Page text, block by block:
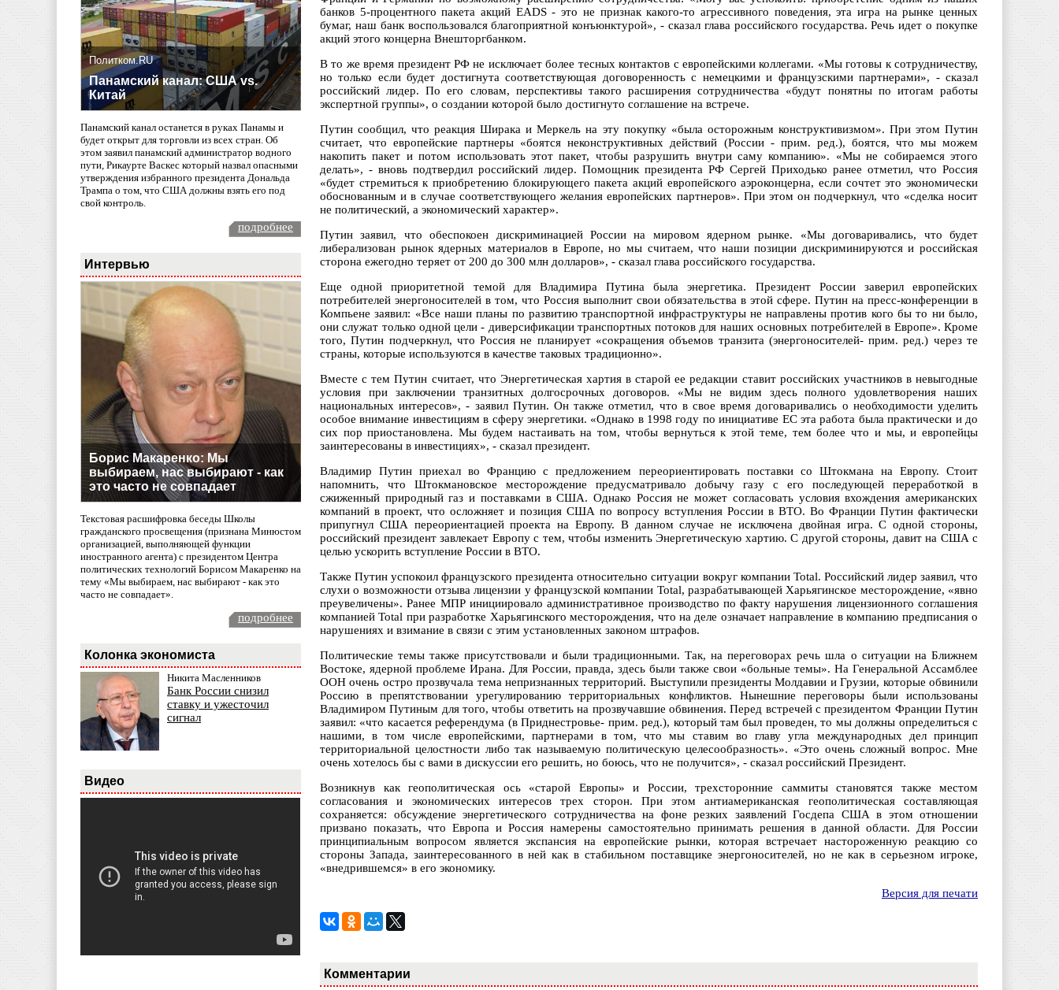
Политком.RU
Панамский канал: США vs.
Китай
Панамский канал останется в руках Панамы и
будет открыт для торговли из всех стран. Об
этом заявил панамский администратор водного
пути, Рикаурте Васкес который назвал опасными
утверждения избранного президента Дональда
Трампа о том, что США должны взять его под
свой контроль.
подробнее
Интервью
Борис Макаренко: Мы
выбираем, нас выбирают - как
это часто не совпадает
Текстовая расшифровка беседы Школы
гражданского просвещения (признана Минюстом
организацией, выполняющей функции
иностранного агента) с президентом Центра
политических технологий Борисом Макаренко на
тему «Мы выбираем, нас выбирают - как это
часто не совпадает».
подробнее
Колонка экономиста
Никита Масленников
Банк России снизил
ставку и ужесточил
сигнал
Видео
банков 5-процентного пакета акций EADS - это не признак какого-то агрессивного поведения, эта игра на рынке ценных
бумаг, наш банк воспользовался благоприятной конъюнктурой», - сказал глава российского государства. Речь идет о покупке
акций этого концерна Внешторгбанком.
В то же время президент РФ не исключает более тесных контактов с европейскими коллегами. «Мы готовы к сотрудничеству,
но только если будет достигнута соответствующая договоренность с немецкими и французскими партнерами», - сказал
российский лидер. По его словам, перспективы такого расширения сотрудничества «будут понятны по итогам работы
экспертной группы», о создании которой было достигнуто соглашение на встрече.
Путин сообщил, что реакция Ширака и Меркель на эту покупку «была осторожным конструктивизмом». При этом Путин
считает, что европейские партнеры «боятся неконструктивных действий (России - прим. ред.), боятся, что мы можем
накопить пакет и потом использовать этот пакет, чтобы разрушить внутри саму компанию». «Мы не собираемся этого
делать», - вновь подтвердил российский лидер. Помощник президента РФ Сергей Приходько ранее отметил, что Россия
«будет стремиться к приобретению блокирующего пакета акций европейского аэроконцерна, если сочтет это экономически
обоснованным и в случае соответствующего желания европейских партнеров». При этом он подчеркнул, что «сделка носит
не политический, а экономический характер».
Путин заявил, что обеспокоен дискриминацией России на мировом ядерном рынке. «Мы договаривались, что будет
либерализован рынок ядерных материалов в Европе, но мы считаем, что наши позиции дискриминируются и российская
сторона ежегодно теряет от 200 до 300 млн долларов», - сказал глава российского государства.
Еще одной приоритетной темой для Владимира Путина была энергетика. Президент России заверил европейских
потребителей энергоносителей в том, что Россия выполнит свои обязательства в этой сфере. Путин на пресс-конференции в
Компьене заявил: «Все наши планы по развитию транспортной инфраструктуры не направлены против кого бы то ни было,
они служат только одной цели - диверсификации транспортных потоков для наших основных потребителей в Европе». Кроме
того, Путин подчеркнул, что Россия не планирует «сокращения объемов транзита (энергоносителей- прим. ред.) через те
страны, которые используются в качестве таковых традиционно».
Вместе с тем Путин считает, что Энергетическая хартия в старой ее редакции ставит российских участников в невыгодные
условия при заключении транзитных долгосрочных договоров. «Мы не видим здесь полного удовлетворения наших
национальных интересов», - заявил Путин. Он также отметил, что в свое время договаривались о необходимости уделить
особое внимание инвестициям в сферу энергетики. «Однако в 1998 году по инициативе ЕС эта работа была практически и до
сих пор приостановлена. Мы будем настаивать на том, чтобы вернуться к этой теме, тем более что и мы, и европейцы
заинтересованы в инвестициях», - сказал президент.
Владимир Путин приехал во Францию с предложением переориентировать поставки со Штокмана на Европу. Стоит
напомнить, что Штокмановское месторождение предусматривало добычу газу с его последующей переработкой в
сжиженный природный газ и поставками в США. Однако Россия не может согласовать условия вхождения американских
компаний в проект, что осложняет и позиция США по вопросу вступления России в ВТО. Во Франции Путин фактически
припугнул США переориентацией проекта на Европу. В данном случае не исключена двойная игра. С одной стороны,
российский президент завлекает Европу с тем, чтобы изменить Энергетическую хартию. С другой стороны, давит на США с
целью ускорить вступление России в ВТО.
Также Путин успокоил французского президента относительно ситуации вокруг компании Total. Российский лидер заявил, что
слухи о возможности отзыва лицензии у французской компании Total, разрабатывающей Харьягинское месторождение, «явно
преувеличены». Ранее МПР инициировало административное производство по факту нарушения лицензионного соглашения
компанией Total при разработке Харьягинского месторождения, что на деле означает направление в компанию предписания о
нарушениях и взимание в связи с этим установленных законом штрафов.
Политические темы также присутствовали и были традиционными. Так, на переговорах речь шла о ситуации на Ближнем
Востоке, ядерной проблеме Ирана. Для России, правда, здесь были также свои «больные темы». На Генеральной Ассамблее
ООН очень остро прозвучала тема непризнанных территорий. Выступили президенты Молдавии и Грузии, которые обвинили
Россию в препятствовании урегулированию территориальных конфликтов. Нынешние переговоры были использованы
Владимиром Путиным для того, чтобы ответить на прозвучавшие обвинения. Перед встречей с президентом Франции Путин
заявил: «что касается референдума (в Приднестровье- прим. ред.), который там был проведен, то мы должны определиться с
нашими, в том числе европейскими, партнерами в том, что мы ставим во главу угла международных дел принцип
территориальной целостности либо так называемую политическую целесообразность». «Это очень сложный вопрос. Мне
очень хотелось бы с вами в дискуссии его решить, но боюсь, что не получится», - сказал российский Президент.
Возникнув как геополитическая ось «старой Европы» и России, трехсторонние саммиты становятся также местом
согласования и экономических интересов трех сторон. При этом антиамериканская геополитическая составляющая
сохраняется: обсуждение энергетического сотрудничества на фоне резких заявлений Госдепа США в этом отношении
призвано показать, что Европа и Россия намерены самостоятельно принимать решения в данной области. Для России
принципиальным вопросом является экспансия на европейские рынки, которая встречает настороженную реакцию со
стороны Запада, заинтересованного в ней как в стабильном поставщике энергоносителей, но не как в серьезном игроке,
«внедрившемся» в его экономику.
Версия для печати
Комментарии